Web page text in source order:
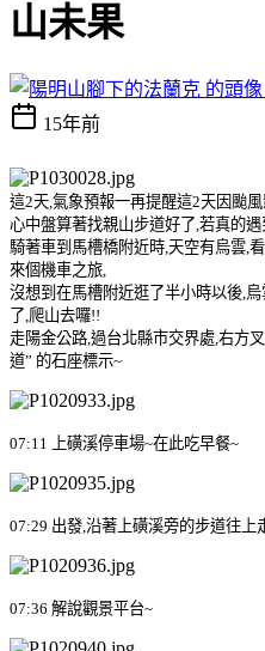
山未果
15年前
這2天 氣象預報一再提醒這2天因颱
心中盤算著找親山步道好了 若真的
騎著車到馬槽橋附近時 天空有烏雲
來個機車之旅
沒想到在馬槽附近逛了半小時以後
了 爬山去囉!!
走陽金公路 過台北縣市交界處 右方
道” 的石座標示~
07:11 上磺溪停車場~在此吃早餐~
07:29 出發 沿著上磺溪旁的步道往上
07:36 解說觀景平台~